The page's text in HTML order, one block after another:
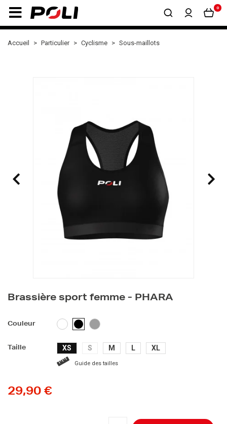
0
Accueil Particulier Cyclisme Sous-maillots
Brassière sport femme - PHARA
Couleur BLANCNOIRGRIS
Taille XS S M L XL
Guide des tailles
29,90 €